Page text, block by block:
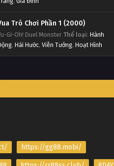
Vua Trò Chơi Phần 1 (2000)
Gi-Oh! Duel Monster Thể loại: Hành
, Hài Hước, Viễn Tưởng, Hoạt Hình
https://gg88.mobi/